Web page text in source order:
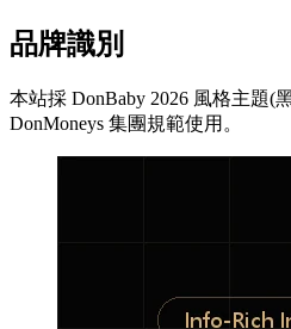
品牌識別
本站採 DonBaby 2026 風格主題(
DonMoneys 集團規範使用。